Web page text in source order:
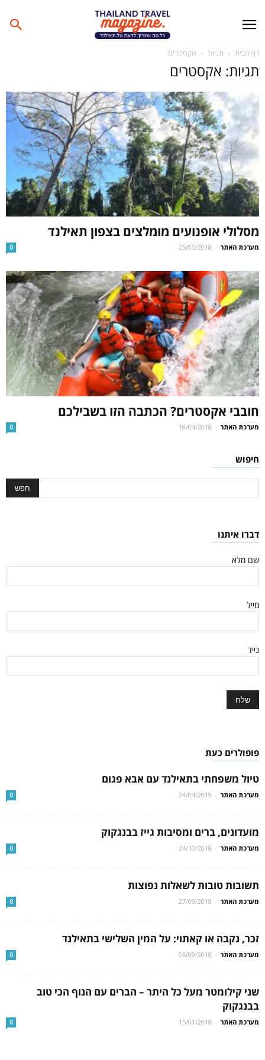
דף הבית תגיות אקסטרים
תגיות: אקסטרים
מסלולי אופנועים מומלצים בצפון תאילנד
מערכת האתר -
25/05/2018
0
חובבי אקסטרים? הכתבה הזו בשבילכם
מערכת האתר -
18/04/2018
0
חיפוש
דברו איתנו
שם מלא
מייל
נייד
פופולרים כעת
טיול משפחתי בתאילנד עם אבא פגום
מערכת האתר -
24/04/2019
0
מועדונים, ברים ומסיבות גייז בבנגקוק
מערכת האתר -
24/10/2018
0
תשובות טובות לשאלות נפוצות
מערכת האתר -
27/09/2018
0
זכר, נקבה או קאתוי: על המין השלישי בתאילנד
מערכת האתר -
06/09/2018
0
שני קילומטר מעל כל היתר – הברים עם הנוף הכי טוב
בבנגקוק
מערכת האתר -
15/01/2018
0